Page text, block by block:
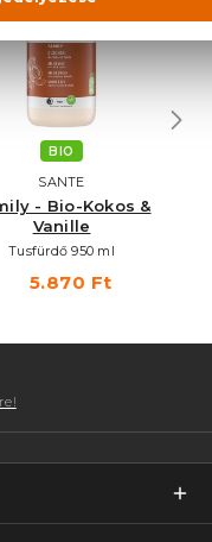
BIO
SANTE
- Bio-Kokos &
Vanille
Tusfürdő 950 ml
5.870 Ft